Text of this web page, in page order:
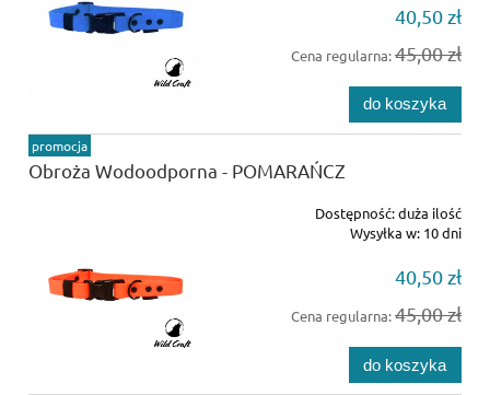
40,50 zł
Cena regularna:45,00 zł
do koszyka
Obroża Wodoodporna - POMARAŃCZ
Dostępność:duża ilość
Wysyłka w: 10 dni
40,50 zł
Cena regularna:45,00 zł
do koszyka
promocja